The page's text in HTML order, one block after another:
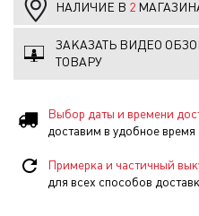
НАЛИЧИЕ В 2
ЗАКАЗАТЬ ВИДЕО
ТОВАРУ
Выбор даты и времени
доставим в удобное время
Примерка и частичный
для всех способов